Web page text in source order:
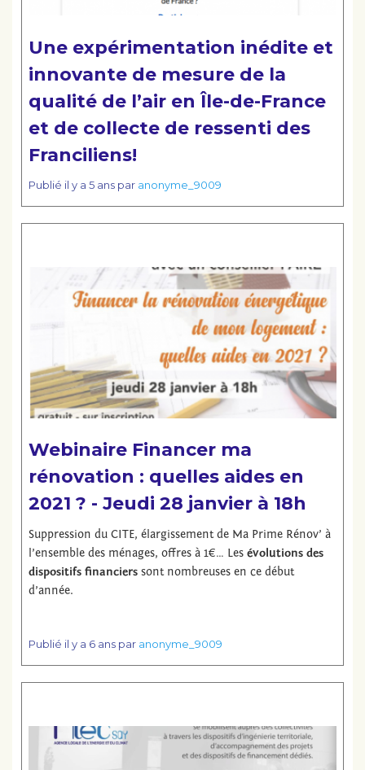
Une expérimentation inédite et
innovante de mesure de la
qualité de l’air en Île-de-France
et de collecte de ressenti des
Franciliens!
Publié il y a 5 anspar anonyme_9009
Webinaire Financer ma
rénovation : quelles aides en
2021 ? - Jeudi 28 janvier à 18h
Suppression du CITE, élargissement de Ma Prime Rénov’ à
l’ensemble des ménages, offres à 1€… Les évolutions des
dispositifs financierssont nombreuses en ce début
d’année.
Publié il y a 6 anspar anonyme_9009